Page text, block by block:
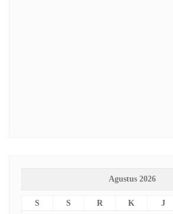
Agustus 2026
S S R K J